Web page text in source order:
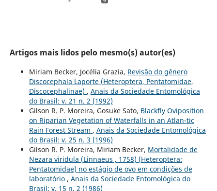
Artigos mais lidos pelo mesmo(s) autor(es)
Miriam Becker, Jocélia Grazia, Revisão do gênero
Discocephala Laporte (Heteroptera, Pentatomidae,
Discocephalinae) , Anais da Sociedade Entomológica
do Brasil: v. 21 n. 2 (1992)
Gilson R. P. Moreira, Gosuke Sato, Blackfly Oviposition
on Riparian Vegetation of Waterfalls in an Atlan-tic
Rain Forest Stream , Anais da Sociedade Entomológica
do Brasil: v. 25 n. 3 (1996)
Gilson R. P. Moreira, Miriam Becker, Mortalidade de
Nezara viridula (Linnaeus , 1758) (Heteroptera:
Pentatomidae) no estágio de ovo em condições de
laboratório , Anais da Sociedade Entomológica do
Brasil: v. 15 n. 2 (1986)